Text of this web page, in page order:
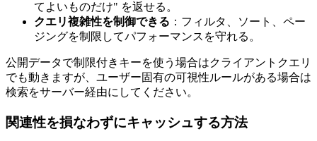
てよいものだけ" を返せる。
クエリ複雑性を制御できる ：フィルタ、ソート、ペー
ジングを制限してパフォーマンスを守れる。
公開データで制限付きキーを使う場合はクライアントクエリ
でも動きますが、ユーザー固有の可視性ルールがある場合は
検索をサーバー経由にしてください。
関連性を損なわずにキャッシュする方法